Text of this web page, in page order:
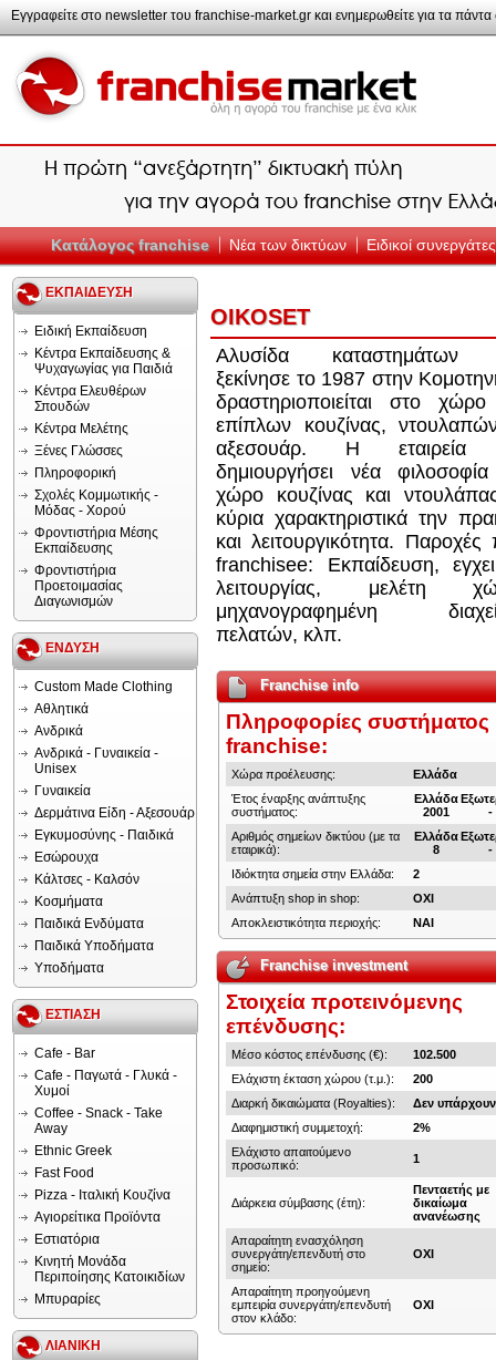
Κατάλογος franchise Νέα των δικτύων Ειδικοί συνεργάτες
ΕΚΠΑΙΔΕΥΣΗ
Ειδική Εκπαίδευση
Κέντρα Εκπαίδευσης &
Ψυχαγωγίας για Παιδιά
Κέντρα Ελευθέρων
Σπουδών
Κέντρα Μελέτης
Ξένες Γλώσσες
Πληροφορική
Σχολές Κομμωτικής -
Μόδας - Χορού
Φροντιστήρια Μέσης
Εκπαίδευσης
Φροντιστήρια
Προετοιμασίας
Διαγωνισμών
ΕΝΔΥΣΗ
Custom Made Clothing
Αθλητικά
Ανδρικά
Ανδρικά - Γυναικεία -
Unisex
Γυναικεία
Δερμάτινα Είδη - Αξεσουάρ
Εγκυμοσύνης - Παιδικά
Εσώρουχα
Κάλτσες - Καλσόν
Κοσμήματα
Παιδικά Ενδύματα
Παιδικά Υποδήματα
Υποδήματα
ΕΣΤΙΑΣΗ
Cafe - Bar
Cafe - Παγωτά - Γλυκά -
Χυμοί
Coffee - Snack - Take
Away
Ethnic Greek
Fast Food
Pizza - Ιταλική Κουζίνα
Αγιορείτικα Προϊόντα
Εστιατόρια
Κινητή Μονάδα
Περιποίησης Κατοικιδίων
Μπυραρίες
ΛΙΑΝΙΚΗ
OIKOSET
Aλυσίδα καταστημάτων
ξεκίνησε το 1987 στην
δραστηριοποιείται στο
επίπλων κουζίνας,
αξεσουάρ. H εταιρεία
δημιουργήσει νέα
χώρο κουζίνας και
κύρια χαρακτηριστικά την
και λειτουργικότητα. Παροχές
franchisee: Eκπαίδευση,
λειτουργίας, μελέτη
μηχανογραφημένη
πελατών, κλπ.
Franchise info
Πληροφορίες συστήματος
franchise:
Χώρα προέλευσης:
Ελλάδα
Έτος έναρξης ανάπτυξης
συστήματος:
Ελλάδα
2001
-
Αριθμός σημείων δικτύου (με τα
εταιρικά):
Ελλάδα
8
-
Ιδιόκτητα σημεία στην Ελλάδα:
2
Ανάπτυξη shop in shop:
ΟΧΙ
Αποκλειστικότητα περιοχής:
ΝΑΙ
Franchise investment
Στοιχεία προτεινόμενης
επένδυσης:
Μέσο κόστος επένδυσης (€):
102.500
Ελάχιστη έκταση χώρου (τ.μ.):
200
Διαρκή δικαιώματα (Royalties):
Δεν υπάρχουν
Διαφημιστική συμμετοχή:
2%
Ελάχιστο απαιτούμενο
προσωπικό:
1
Διάρκεια σύμβασης (έτη):
Πενταετής με
δικαίωμα
ανανέωσης
Απαραίτητη ενασχόληση
συνεργάτη/επενδυτή στο
σημείο:
ΟΧΙ
Απαραίτητη προηγούμενη
εμπειρία συνεργάτη/επενδυτή
στον κλάδο:
ΟΧΙ
Εγγραφείτε στο newsletter του franchise-market.gr και ενημερωθείτε για τα πάντα